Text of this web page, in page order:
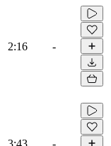
2:16 -
3:43 -